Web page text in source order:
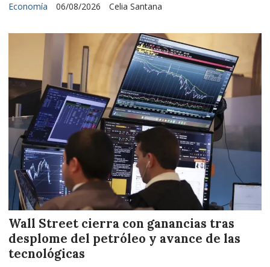
Celia Santana
Economía 06/08/2026
Wall Street cierra con ganancias tras
desplome del petróleo y avance de las
tecnológicas